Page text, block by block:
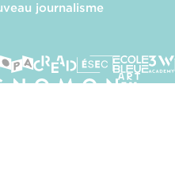
journalisme